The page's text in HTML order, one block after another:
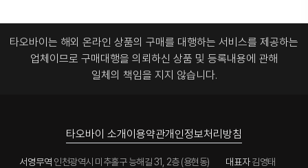
타오바이는 해외 온라인 상품의 구매를 대행하는 서비스를 제공하는
업체이므로 구매대행을 의뢰하신 상품 및 등록내용에 관해
일체의 책임을 지지 않습니다.
타오바이 소개이용약관개인정보처리방침
서영무역 인천광역시 미추홀구 능해길 31, 2층 (용현동) 대표자김영태